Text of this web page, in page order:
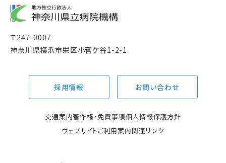
〒247-0007
神奈川県横浜市栄区小菅ケ谷1-2-1
採用情報 お問い合わせ
交通案内著作権・免責事項個人情報保護方針
ウェブサイトご利用案内関連リンク